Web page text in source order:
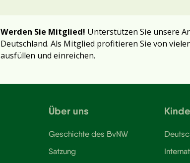
Werden Sie Mitglied! Unterstützen Sie unsere
Deutschland. Als Mitglied profitieren Sie von
ausfüllen und einreichen.
Über uns
Geschichte des BvNW
Satzung